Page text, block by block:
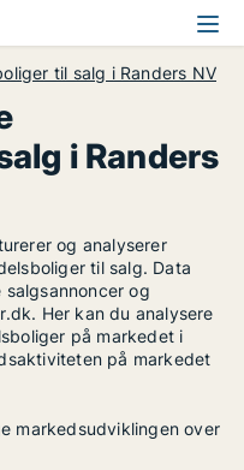
til salg i Randers NV
i Randers
og analyserer
til salg. Data
og
Her kan du analysere
på markedet i
på markedet
markedsudviklingen over